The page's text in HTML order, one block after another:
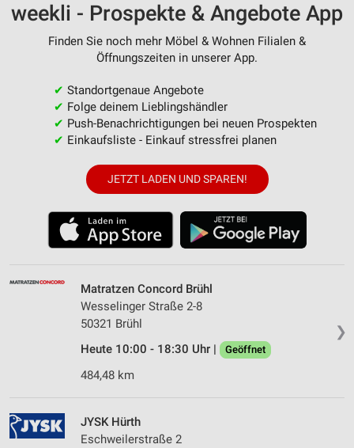
weekli - Prospekte & Angebote App
Finden Sie noch mehr Möbel & Wohnen Filialen &
Öffnungszeiten in unserer App.
✔ Standortgenaue Angebote
✔ Folge deinem Lieblingshändler
✔ Push-Benachrichtigungen bei neuen Prospekten
✔ Einkaufsliste - Einkauf stressfrei planen
JETZT LADEN UND SPAREN!
❯
Matratzen Concord Brühl
Wesselinger Straße 2-8
50321 Brühl
Heute 10:00 - 18:30 Uhr |
Geöffnet
484,48 km
JYSK Hürth
Eschweilerstraße 2